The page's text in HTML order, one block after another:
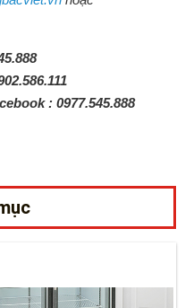
: 0977.545.888